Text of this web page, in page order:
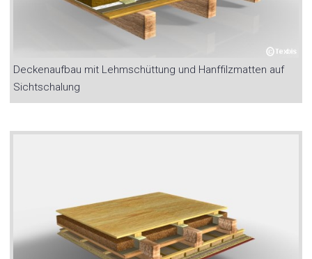
Deckenaufbau mit Lehmschüttung und Hanffilzmatten auf
Sichtschalung